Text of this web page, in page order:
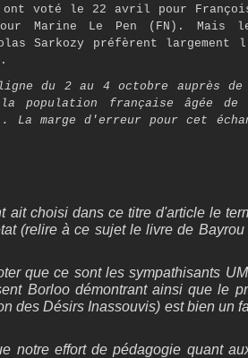
voté le 22 avril pour
Marine Le Pen (FN). Mais
Sarkozy préfèrent largement
du 2 au 4 octobre auprès de
la population française âgée
La marge d'erreur pour cet
ait choisi dans ce titre d'article le
(relire à ce sujet le livre de
que ce sont les sympathisants
Borloo démontrant ainsi que le
des Désirs Inassouvis) est bien un
notre effort de pédagogie quant